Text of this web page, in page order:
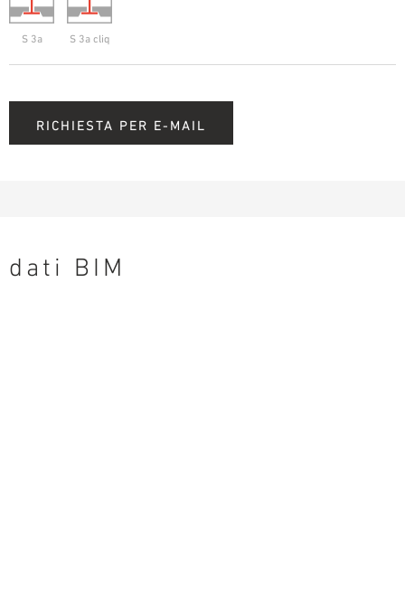
S 3a S 3a cliq
RICHIESTA PER E-MAIL
dati BIM